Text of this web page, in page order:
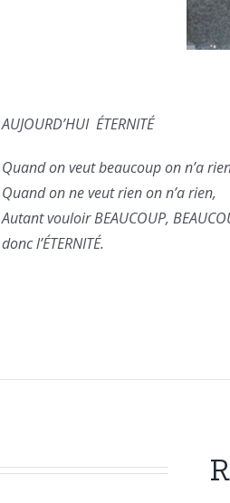
AUJOURD’HUI ÉTERNITÉ
Quand on veut beaucoup on n’a
Quand on ne veut rien on n’a rien,
Autant vouloir BEAUCOUP,
donc l’ÉTERNITÉ.